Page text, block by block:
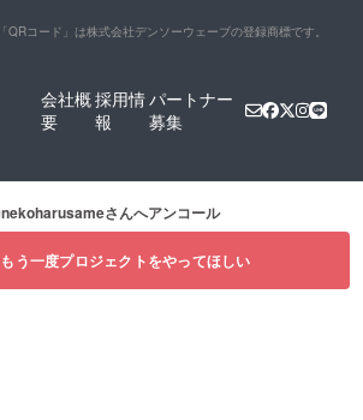
「QRコード」は株式会社デンソーウェーブの登録商標です。
会社概
要
採用情
報
パートナー
募集
nekoharusameさんへアンコール
もう一度プロジェクトをやってほしい